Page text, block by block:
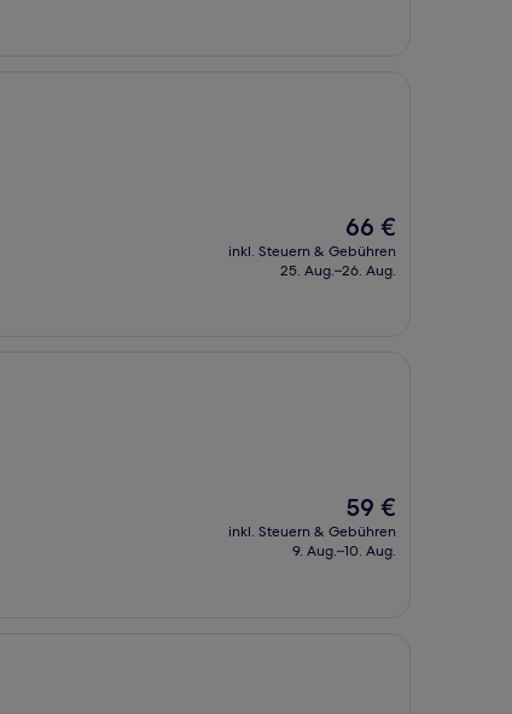
Der
Preis
beträgt
66 €
inkl. Steuern & Gebühren
25. Aug.–26. Aug.
Der
Preis
beträgt
59 €
inkl. Steuern & Gebühren
9. Aug.–10. Aug.